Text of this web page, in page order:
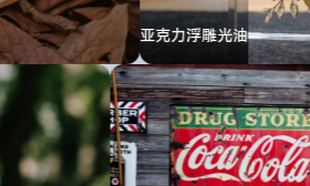
查看
案例
→
联系我
们
雕光油